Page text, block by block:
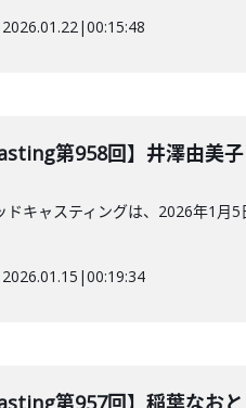
2026.01.22|00:15:48
第958回】井澤由美
ドキャスティングは、2026年1月5
2026.01.15 |00:19:34
第957回】稲葉なお